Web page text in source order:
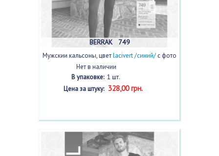
BERRAK 749
Мужскии кальсоны, цветlacivert /синий/ с фото
Нет в наличии
В упаковке:1 шт.
Цена за штуку:328,00 грн.